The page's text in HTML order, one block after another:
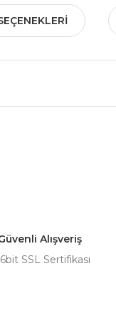
Alışveriş
SSL Sertifikası